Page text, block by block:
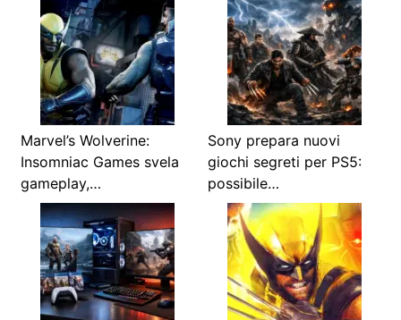
Marvel’s Wolverine:
Insomniac Games svela
gameplay,…
Sony prepara nuovi
giochi segreti per PS5:
possibile…